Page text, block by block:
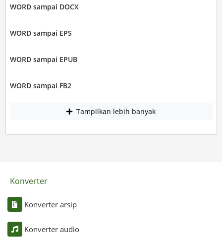
WORD sampai DOCX
WORD sampai EPS
WORD sampai EPUB
WORD sampai FB2
Tampilkan lebih banyak
Konverter
Konverter arsip
Konverter audio